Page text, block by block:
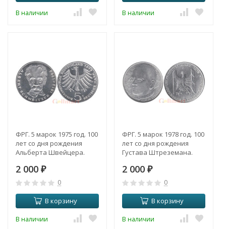
В наличии В наличии
ФРГ. 5 марок 1975 год. 100
лет со дня рождения
Альберта Швейцера.
2 000 ₽
0
В корзину
В наличии
ФРГ. 5 марок 1978 год. 100
лет со дня рождения
Густава Штреземана.
2 000 ₽
0
В корзину
В наличии